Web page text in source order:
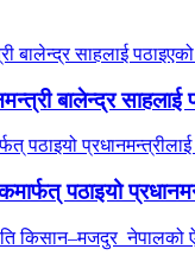
बालेन्द्र साहलाई
पठाइयो